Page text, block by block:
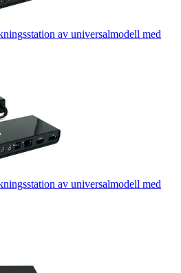
av universalmodell med
av universalmodell med